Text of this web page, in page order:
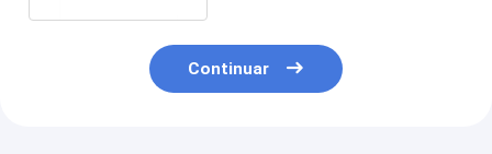
Continuar